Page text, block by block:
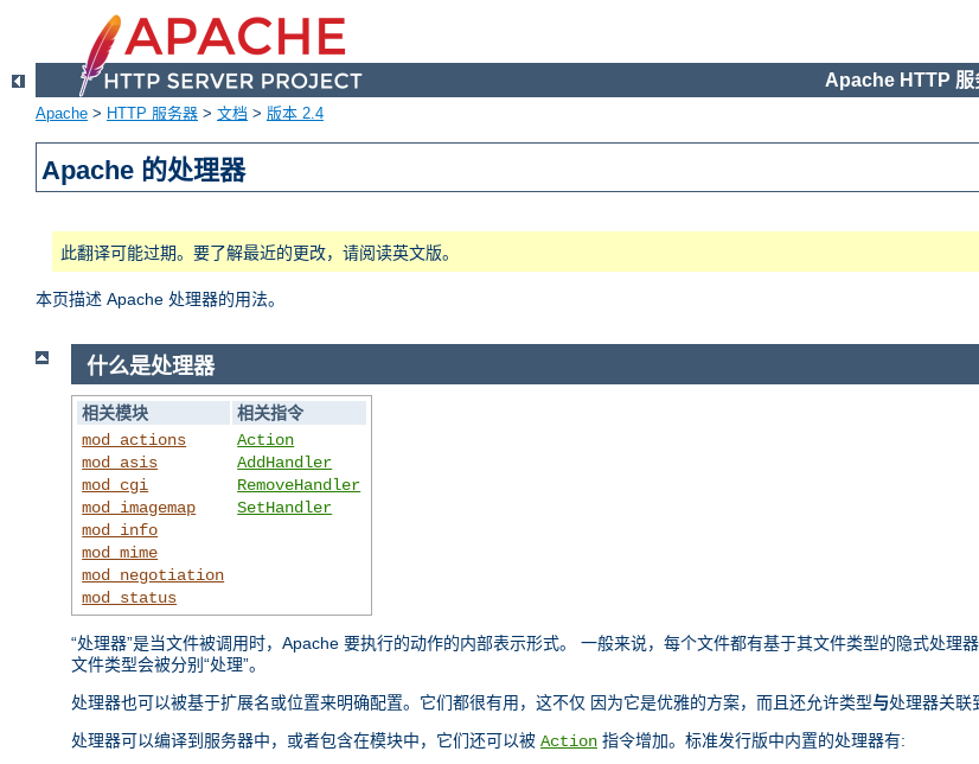
Apache HTTP 服
Apache > HTTP 服务器 > 文档 > 版本 2.4
Apache 的处理器
此翻译可能过期。要了解最近的更改，请阅读英文版。
本页描述 Apache 处理器的用法。
什么是处理器
相关模块
相关指令
mod_actions
mod_asis
mod_cgi
mod_imagemap
mod_info
mod_mime
mod_negotiation
mod_status
Action
AddHandler
RemoveHandler
SetHandler
“处理器”是当文件被调用时，Apache 要执行的动作的内部表示形式。 一般来说，每个文件都有基于其文件类型的隐式处理
文件类型会被分别“处理”。
处理器也可以被基于扩展名或位置来明确配置。它们都很有用，这不仅 因为它是优雅的方案，而且还允许类型与处理器关联
处理器可以编译到服务器中，或者包含在模块中，它们还可以被 Action 指令增加。标准发行版中内置的处理器有: